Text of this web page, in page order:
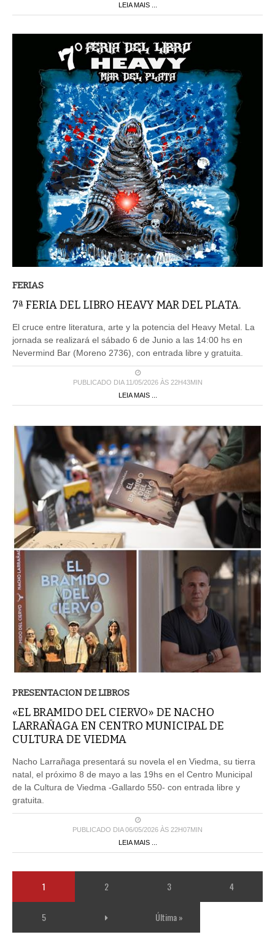
LEIA MAIS ...
FERIAS
7ª FERIA DEL LIBRO HEAVY MAR DEL PLATA.
El cruce entre literatura, arte y la potencia del Heavy Metal. La
jornada se realizará el sábado 6 de Junio a las 14:00 hs en
Nevermind Bar (Moreno 2736), con entrada libre y gratuita.
PUBLICADO DIA 11/05/2026 ÀS 22H43MIN
LEIA MAIS ...
PRESENTACION DE LIBROS
«EL BRAMIDO DEL CIERVO» DE NACHO
LARRAÑAGA EN CENTRO MUNICIPAL DE
CULTURA DE VIEDMA
Nacho Larrañaga presentará su novela el en Viedma, su tierra
natal, el próximo 8 de mayo a las 19hs en el Centro Municipal
de la Cultura de Viedma -Gallardo 550- con entrada libre y
gratuita.
PUBLICADO DIA 06/05/2026 ÀS 22H07MIN
LEIA MAIS ...
1 2 3 4
5 Última »